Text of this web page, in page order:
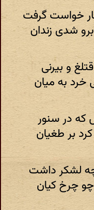
خواست گرفت
شدی زندان
و بیرنی
خرد به میان
که در سنور
بر طغیان
چه لشکر داشت
چو چرخ کیان